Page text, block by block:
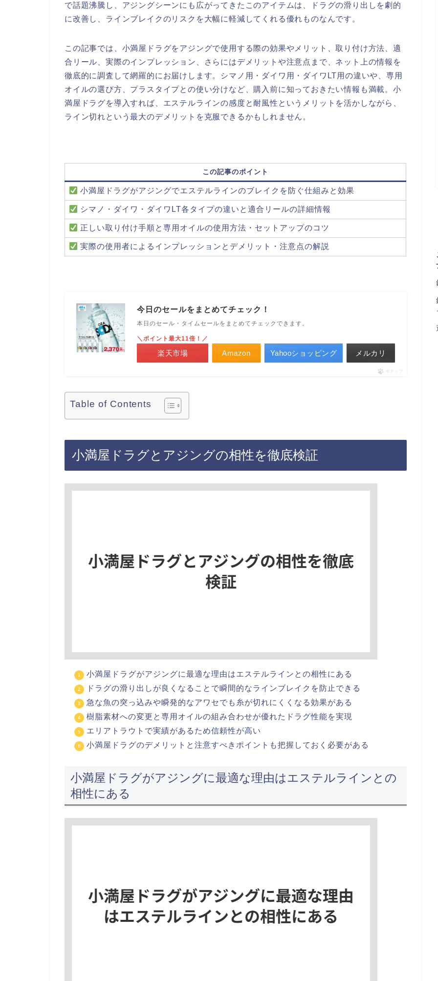
で話題沸騰し、アジングシーンにも広がってきたこのアイテムは、ドラグの滑り出しを劇的
に改善し、ラインブレイクのリスクを大幅に軽減してくれる優れものなんです。
この記事では、小満屋ドラグをアジングで使用する際の効果やメリット、取り付け方法、適
合リール、実際のインプレッション、さらにはデメリットや注意点まで、ネット上の情報を
徹底的に調査して網羅的にお届けします。シマノ用・ダイワ用・ダイワLT用の違いや、専用
オイルの選び方、プラスタイプとの使い分けなど、購入前に知っておきたい情報も満載。小
満屋ドラグを導入すれば、エステルラインの感度と耐風性というメリットを活かしながら、
ライン切れという最大のデメリットを克服できるかもしれません。
この記事のポイント
小満屋ドラグがアジングでエステルラインのブレイクを防ぐ仕組みと効果
シマノ・ダイワ・ダイワLT各タイプの違いと適合リールの詳細情報
正しい取り付け手順と専用オイルの使用方法・セットアップのコツ
実際の使用者によるインプレッションとデメリット・注意点の解説
今日のセールをまとめてチェック！
本日のセール・タイムセールをまとめてチェックできます。
Amazon
＼ポイント最大11倍！／
楽天市場 Yahooショッピング メルカリ
ポチップ
Table of Contents
小満屋ドラグとアジングの相性を徹底検証
小満屋ドラグがアジングに最適な理由はエステルラインとの相性にある
ドラグの滑り出しが良くなることで瞬間的なラインブレイクを防止できる
急な魚の突っ込みや瞬発的なアワセでも糸が切れにくくなる効果がある
樹脂素材への変更と専用オイルの組み合わせが優れたドラグ性能を実現
エリアトラウトで実績があるため信頼性が高い
小満屋ドラグのデメリットと注意すべきポイントも把握しておく必要がある
小満屋ドラグがアジングに最適な理由はエステルラインとの
相性にある